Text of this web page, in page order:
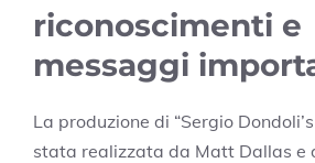
riconoscimenti e
messaggi
La produzione di “Sergio
stata realizzata da Matt Dallas e